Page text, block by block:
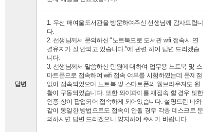
답변
1. 우선 매여울도서관을 방문하여주신 선생님께 감사드립니
다.
2. 선생님께서 문의하신 "노트북으로 도서관 wifi 접속시 연
결유지가 잘 안되고 있습니다."에 관련 하여 답변 드리겠습
니다.
3. 선생님께서 말씀하신 민원에 대하여 업무용 노트북 및 스
마트폰으로 접속하여 wifi 접속 여부를 시험하였는데 문제점
없이 접속되었으며 노트북 및 스마트폰의 웹브라우져도 원
활이 구동되었습니다. 또한 와이파이를 재접속 할 경우 또한
인증 창이 팝업되어 접속하게 되어있습니다. 설명드린 바와
같이 동일한 방법으로도 접속이 안될 경우 각층 데스크로 문
의하시면 답변 드리겠으니 양지하여 주시기 바랍니다.